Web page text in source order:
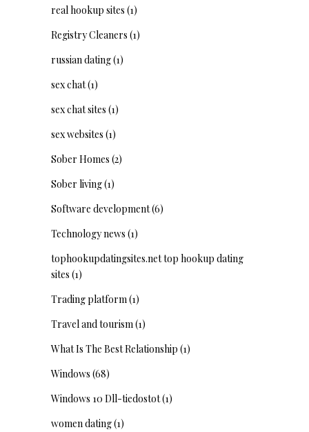
real hookup sites (1)
Registry Cleaners (1)
russian dating(1)
sex chat(1)
sex chat sites (1)
sex websites (1)
Sober Homes (2)
Sober living(1)
Software development(6)
Technology news (1)
tophookupdatingsites.net top hookup dating
sites (1)
Trading platform(1)
Travel and tourism(1)
What Is The Best Relationship (1)
Windows (68)
Windows 10 Dll-tiedostot(1)
women dating(1)